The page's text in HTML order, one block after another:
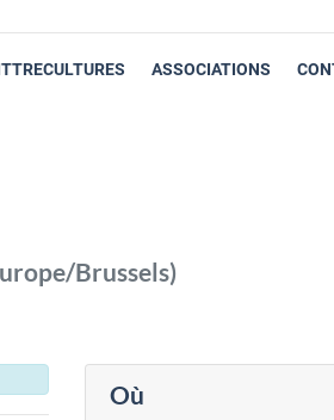
ASSOCIATIONS
Brussels)
Où